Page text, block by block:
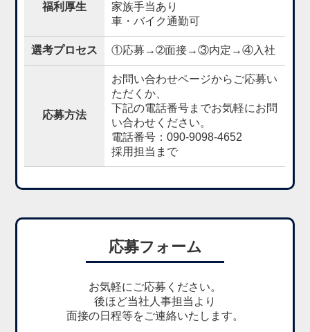
福利厚生
家族手当あり
車・バイク通勤可
選考プロセス ①応募→➁面接→③内定→④入社
応募方法
お問い合わせページからご応募い
ただくか、
下記の電話番号までお気軽にお問
い合わせください。
電話番号：090-9098-4652
採用担当まで
応募フォーム
お気軽にご応募ください。
後ほど当社人事担当より
面接の日程等をご連絡いたします。